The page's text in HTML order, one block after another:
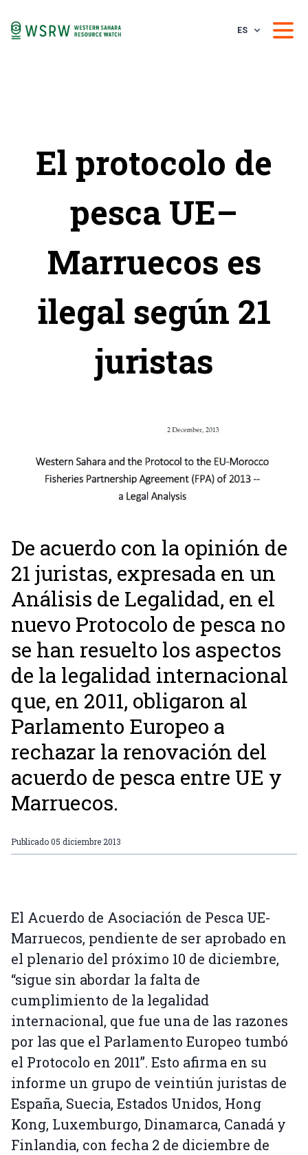
ES
El protocolo de
pesca UE–
Marruecos es
ilegal según 21
juristas
De acuerdo con la opinión de
21 juristas, expresada en un
Análisis de Legalidad, en el
nuevo Protocolo de pesca no
se han resuelto los aspectos
de la legalidad internacional
que, en 2011, obligaron al
Parlamento Europeo a
rechazar la renovación del
acuerdo de pesca entre UE y
Marruecos.
Publicado05 diciembre 2013
El Acuerdo de Asociación de Pesca UE-
Marruecos, pendiente de ser aprobado en
el plenario del próximo 10 de diciembre,
“sigue sin abordar la falta de
cumplimiento de la legalidad
internacional, que fue una de las razones
por las que el Parlamento Europeo tumbó
el Protocolo en 2011”. Esto afirma en su
informe un grupo de veintiún juristas de
España, Suecia, Estados Unidos, Hong
Kong, Luxemburgo, Dinamarca, Canadá y
Finlandia, con fecha 2 de diciembre de